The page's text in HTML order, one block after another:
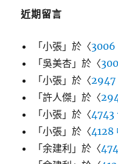
近期留言
「小張 」於〈3006
「吳美杏 」於〈
「小張 」於〈2947
「許人傑 」於〈
「小張 」於〈4743
「小張 」於〈4128
「余建利 」於〈